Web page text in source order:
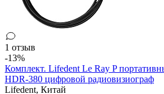
1 отзыв
-13%
Комплект. Lifedent Le Ray P
HDR-380 цифровой радиовизиограф
Lifedent, Китай